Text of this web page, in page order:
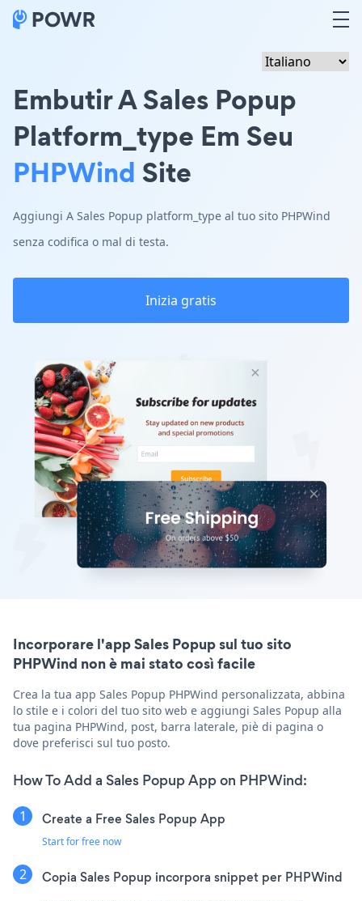
Embutir A Sales Popup
Platform_type Em Seu
PHPWind Site
Aggiungi A Sales Popup platform_type al tuo sito PHPWind
senza codifica o mal di testa.
Inizia gratis
Incorporare l'app Sales Popup sul tuo sito
PHPWind non è mai stato così facile
Crea la tua app Sales Popup PHPWind personalizzata, abbina
lo stile e i colori del tuo sito web e aggiungi Sales Popup alla
tua pagina PHPWind, post, barra laterale, piè di pagina o
dove preferisci sul tuo posto.
How To Add a Sales Popup App on PHPWind:
Create a Free Sales Popup App
Start for free now
Copia Sales Popup incorpora snippet per PHPWind